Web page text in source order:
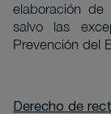
elaboración de
salvo las
Prevención del
Derecho de